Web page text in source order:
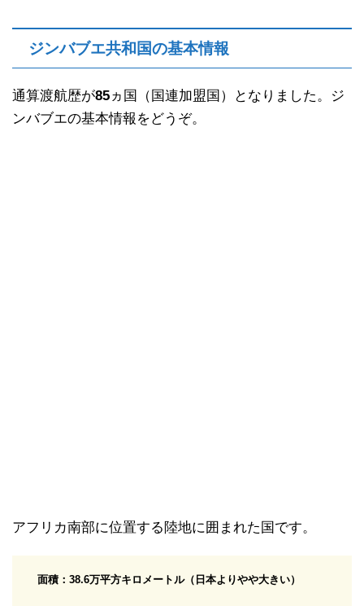
ジンバブエ共和国の基本情報
通算渡航歴が85ヵ国（国連加盟国）となりました。ジ
ンバブエの基本情報をどうぞ。
アフリカ南部に位置する陸地に囲まれた国です。
面積：38.6万平方キロメートル（日本よりやや大きい）